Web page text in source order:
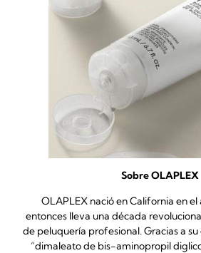
Sobre OLAPLEX
OLAPLEX nació en California en el
entonces lleva una década
de peluquería profesional. Gracias a
“dimaleato de bis-aminopropil